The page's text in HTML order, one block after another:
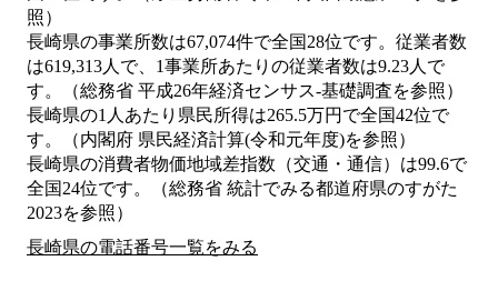
照）
長崎県の事業所数は67,074件で全国28位です。従業者数
は619,313人で、1事業所あたりの従業者数は9.23人で
す。（総務省 平成26年経済センサス‐基礎調査を参照）
長崎県の1人あたり県民所得は265.5万円で全国42位で
す。（内閣府 県民経済計算(令和元年度)を参照）
長崎県の消費者物価地域差指数（交通・通信）は99.6で
全国24位です。（総務省 統計でみる都道府県のすがた
2023を参照）
長崎県の電話番号一覧をみる